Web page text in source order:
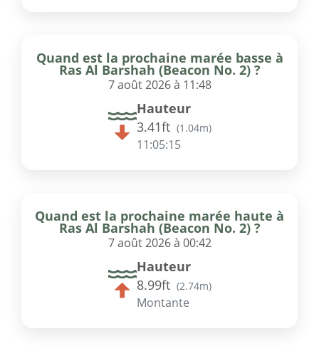
Quand est la prochaine marée basse à
Ras Al Barshah (Beacon No. 2) ?
7 août 2026 à 11:48
Hauteur
3.41ft (1.04m)
11:05:15
Quand est la prochaine marée haute à
Ras Al Barshah (Beacon No. 2) ?
7 août 2026 à 00:42
Hauteur
8.99ft (2.74m)
Montante